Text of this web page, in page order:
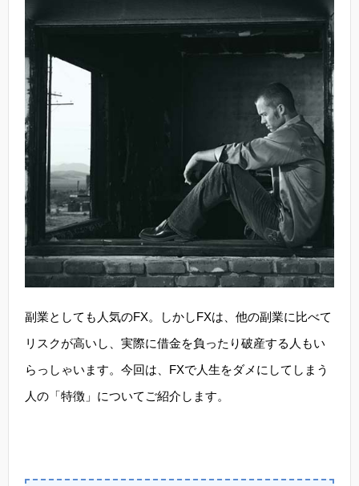
副業としても人気のFX。しかしFXは、他の副業に比べて
リスクが高いし、実際に借金を負ったり破産する人もい
らっしゃいます。今回は、FXで人生をダメにしてしまう
人の「特徴」についてご紹介します。